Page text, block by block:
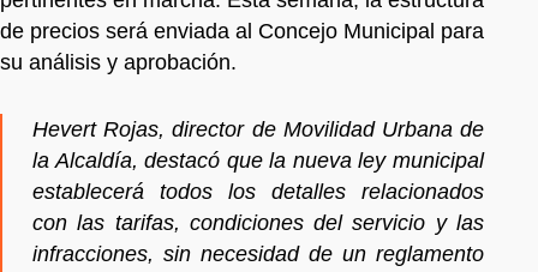
de precios será enviada al Concejo Municipal para
su análisis y aprobación.
Hevert Rojas, director de Movilidad Urbana de
la Alcaldía, destacó que la nueva ley municipal
establecerá todos los detalles relacionados
con las tarifas, condiciones del servicio y las
infracciones, sin necesidad de un reglamento